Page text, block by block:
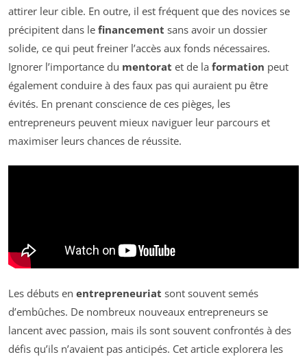
attirer leur cible. En outre, il est fréquent que des novices se
précipitent dans le financement sans avoir un dossier
solide, ce qui peut freiner l’accès aux fonds nécessaires.
Ignorer l’importance du mentorat et de la formation peut
également conduire à des faux pas qui auraient pu être
évités. En prenant conscience de ces pièges, les
entrepreneurs peuvent mieux naviguer leur parcours et
maximiser leurs chances de réussite.
Les débuts en entrepreneuriat sont souvent semés
d’embûches. De nombreux nouveaux entrepreneurs se
lancent avec passion, mais ils sont souvent confrontés à des
défis qu’ils n’avaient pas anticipés. Cet article explorera les